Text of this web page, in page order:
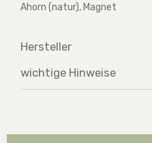
Ahorn (natur), Magnet
Hersteller
wichtige Hinweise